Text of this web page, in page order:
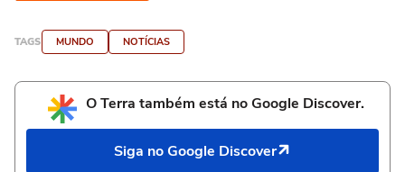
TAGS MUNDO NOTÍCIAS
O Terra também está no Google Discover.
Siga no Google Discover